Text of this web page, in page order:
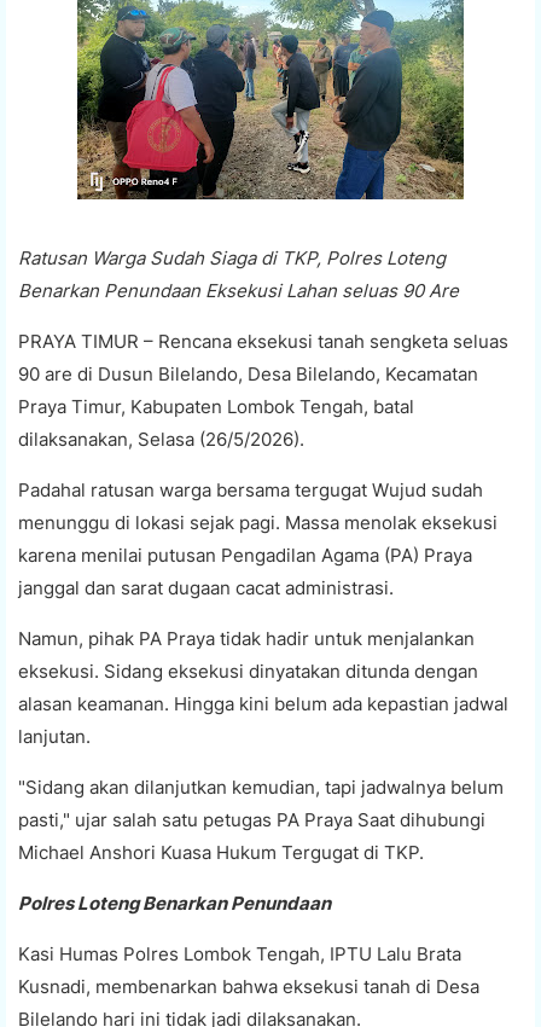
Ratusan Warga Sudah Siaga di TKP, Polres Loteng
Benarkan Penundaan Eksekusi Lahan seluas 90 Are
PRAYA TIMUR – Rencana eksekusi tanah sengketa seluas
90 are di Dusun Bilelando, Desa Bilelando, Kecamatan
Praya Timur, Kabupaten Lombok Tengah, batal
dilaksanakan, Selasa (26/5/2026).
Padahal ratusan warga bersama tergugat Wujud sudah
menunggu di lokasi sejak pagi. Massa menolak eksekusi
karena menilai putusan Pengadilan Agama (PA) Praya
janggal dan sarat dugaan cacat administrasi.
Namun, pihak PA Praya tidak hadir untuk menjalankan
eksekusi. Sidang eksekusi dinyatakan ditunda dengan
alasan keamanan. Hingga kini belum ada kepastian jadwal
lanjutan.
"Sidang akan dilanjutkan kemudian, tapi jadwalnya belum
pasti," ujar salah satu petugas PA Praya Saat dihubungi
Michael Anshori Kuasa Hukum Tergugat di TKP.
Polres Loteng Benarkan Penundaan
Kasi Humas Polres Lombok Tengah, IPTU Lalu Brata
Kusnadi, membenarkan bahwa eksekusi tanah di Desa
Bilelando hari ini tidak jadi dilaksanakan.